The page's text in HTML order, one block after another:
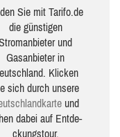
Sie mit Tarifo.de
die güns­ti­gen
und
Gasanbieter in
Klicken
sich durch unsere
und
dabei auf Ent­de­
ckungs­tour.